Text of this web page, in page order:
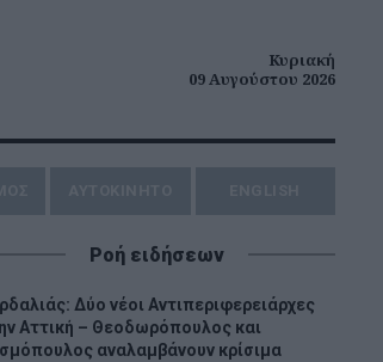
Κυριακή
09 Αυγούστου 2026
Ροή ειδήσεων
Δύο νέοι Αντιπεριφερειάρχες
Αττική – Θεοδωρόπουλος και
αναλαμβάνουν κρίσιμα